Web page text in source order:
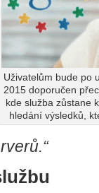
Uživatelům bude po
2015 doporučen
kde služba zůstane
hledání výsledků,